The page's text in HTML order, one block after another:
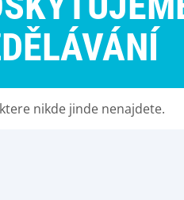
nikde jinde nenajdete.